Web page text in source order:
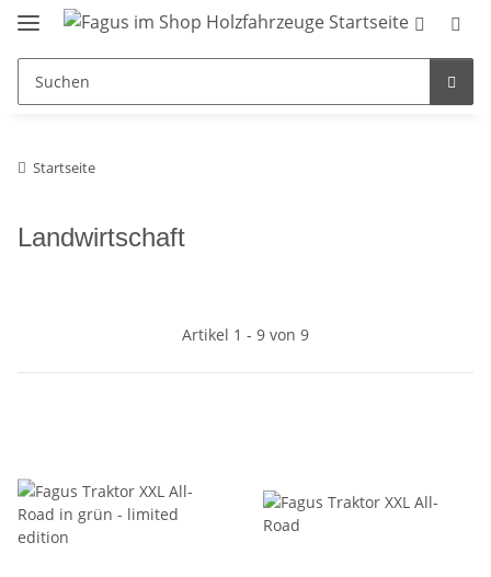
Startseite
Landwirtschaft
Artikel 1 - 9 von 9